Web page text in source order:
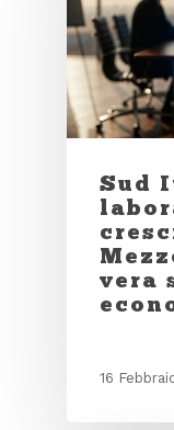
Sud
vera
16